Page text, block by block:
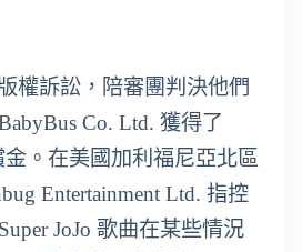
權訴訟，陪審團判決他們
Co. Ltd. 獲得了
。在美國加利福尼亞北區
Entertainment Ltd. 指控
JoJo 歌曲在某些情況